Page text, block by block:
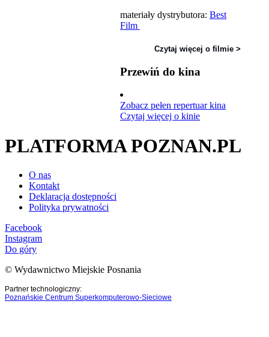
materiały dystrybutora: Best
Film
Czytaj więcej o filmie >
Przewiń do kina
Zobacz pełen repertuar kina
Czytaj więcej o kinie
PLATFORMA POZNAN.PL
O nas
Kontakt
Deklaracja dostępności
Polityka prywatności
Facebook
Instagram
Do góry
© Wydawnictwo Miejskie Posnania
Partner technologiczny:
Poznańskie Centrum Superkomputerowo-Sieciowe